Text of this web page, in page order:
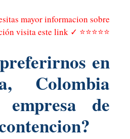
mayor informacion sobre
visita este link ✓ ⭐⭐⭐⭐⭐
en
Colombia
de